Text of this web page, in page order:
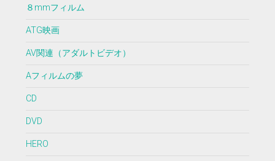
８mmフィルム
ATG映画
AV関連（アダルトビデオ）
Aフィルムの夢
CD
DVD
HERO